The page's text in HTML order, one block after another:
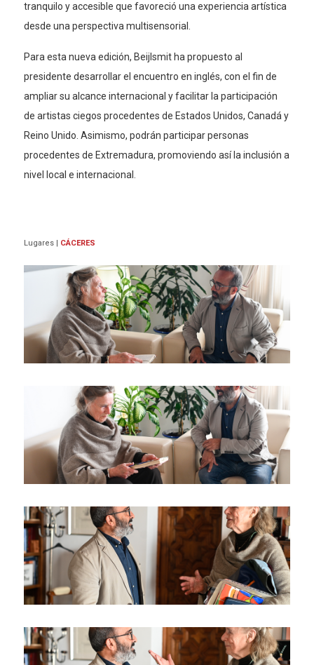
tranquilo y accesible que favoreció una experiencia artística
desde una perspectiva multisensorial.
Para esta nueva edición, Beijlsmit ha propuesto al
presidente desarrollar el encuentro en inglés, con el fin de
ampliar su alcance internacional y facilitar la participación
de artistas ciegos procedentes de Estados Unidos, Canadá y
Reino Unido. Asimismo, podrán participar personas
procedentes de Extremadura, promoviendo así la inclusión a
nivel local e internacional.
Lugares CÁCERES